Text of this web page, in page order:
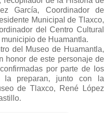
García, Coordinador de
Municipal de Tlaxco,
del Centro Cultural
de Huamantla.
del Museo de Huamantla,
honor de este personaje de
por parte de los
la preparan, junto con la
de Tlaxco, René López